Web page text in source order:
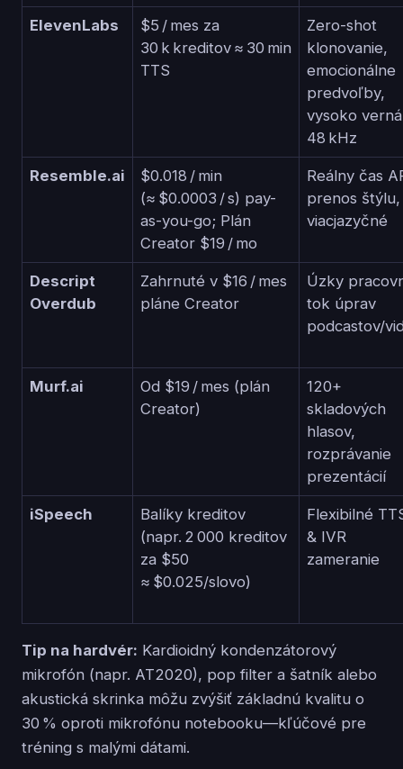
ElevenLabs
$5 / mes za
30 k kreditov ≈ 30 min
TTS
Zero-shot
klonovanie,
emocionálne
predvoľby,
vysoko verná
48 kHz
Resemble.ai
$0.018 / min
(≈ $0.0003 / s) pay-
as-you-go; Plán
Creator $19 / mo
Reálny čas
prenos štýlu,
viacjazyčné
Descript
Overdub
Zahrnuté v $16 / mes
pláne Creator
Úzky
tok úprav
podcastov/
Murf.ai
Od $19 / mes (plán
Creator)
120+
skladových
hlasov,
rozprávanie
prezentácií
iSpeech
Balíky kreditov
(napr. 2 000 kreditov
za $50
≈ $0.025/slovo)
Flexibilné
& IVR
zameranie
Tip na hardvér: Kardioidný kondenzátorový
mikrofón (napr. AT2020), pop filter a šatník alebo
akustická skrinka môžu zvýšiť základnú kvalitu o
30 % oproti mikrofónu notebooku—kľúčové pre
tréning s malými dátami.